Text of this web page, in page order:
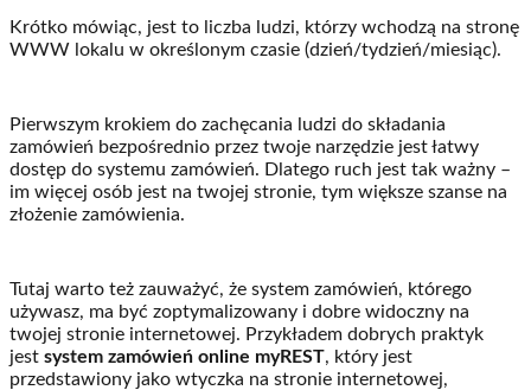
Krótko mówiąc, jest to liczba ludzi, którzy wchodzą na stronę
WWW lokalu w określonym czasie (dzień/tydzień/miesiąc).
Pierwszym krokiem do zachęcania ludzi do składania
zamówień bezpośrednio przez twoje narzędzie jest łatwy
dostęp do systemu zamówień. Dlatego ruch jest tak ważny –
im więcej osób jest na twojej stronie, tym większe szanse na
złożenie zamówienia.
Tutaj warto też zauważyć, że system zamówień, którego
używasz, ma być zoptymalizowany i dobre widoczny na
twojej stronie internetowej. Przykładem dobrych praktyk
jest system zamówień online myREST, który jest
przedstawiony jako wtyczka na stronie internetowej,